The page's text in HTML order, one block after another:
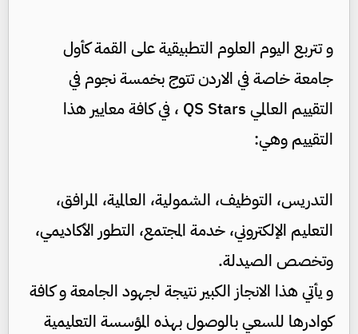
و تتربع اليوم العلوم التطبيقية على القمة كأول
جامعة خاصة في الاردن تتوج بخمسة نجوم في
التقييم العالمي QS Stars ، في كافة معايير هذا
التقييم وهي:
التدريس، التوظيف، الشمولية، العالمية، المرافق،
التعليم الإلكتروني، خدمة المجتمع، التطور الأكاديمي،
وتخصص الصيدلة.
و يأتي هذا الانجاز الكبير نتيجة لجهود الجامعة و كافة
كوادرها للسعي بالوصول بهذه المؤسسة التعليمية